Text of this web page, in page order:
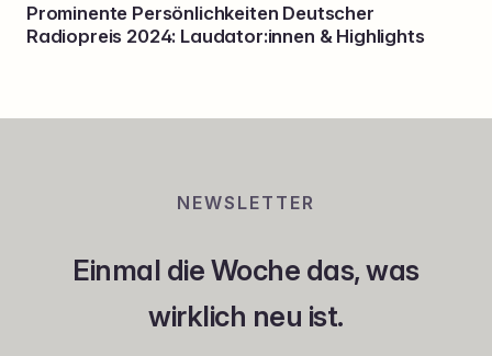
Prominente Persönlichkeiten Deutscher
Radiopreis 2024: Laudator:innen & Highlights
NEWSLETTER
Einmal die Woche das, was
wirklich neu ist.